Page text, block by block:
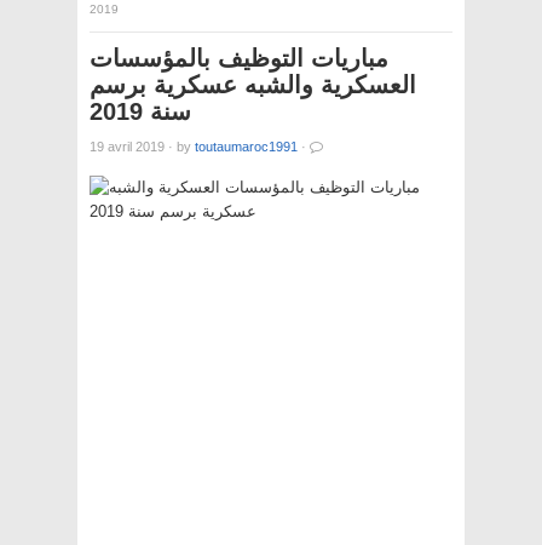
2019
مباريات التوظيف بالمؤسسات
العسكرية والشبه عسكرية برسم
سنة 2019
19 avril 2019 · by toutaumaroc1991 ·